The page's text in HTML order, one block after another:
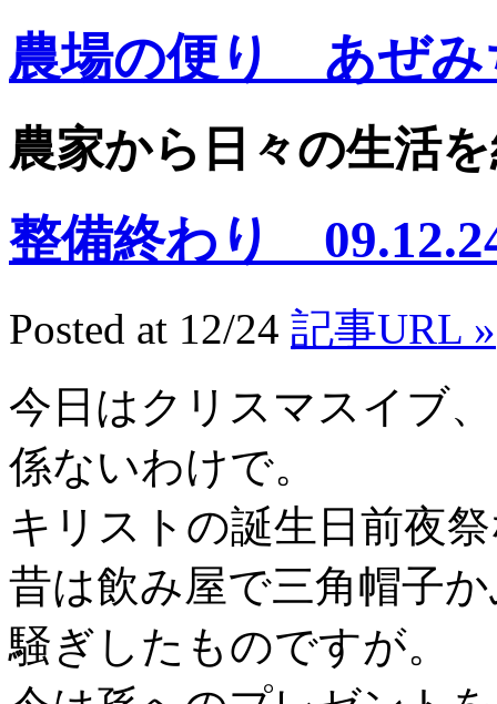
農場の便り あぜみ
農家から日々の生活
整備終わり
Posted at 12/24 記事URL »
今日はクリスマスイブ
係ないわけで。
キリストの誕生日前夜
昔は飲み屋で三角帽子
騒ぎしたものですが。